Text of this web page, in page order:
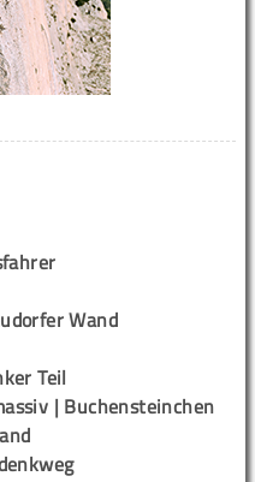
Wand
Teil
| Buchensteinchen